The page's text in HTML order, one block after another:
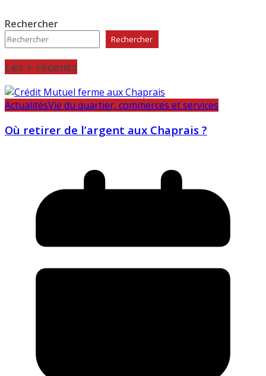
Rechercher
Rechercher
Les + récents
ActualitésVie du quartier, commerces et services
Où retirer de l’argent aux Chaprais ?